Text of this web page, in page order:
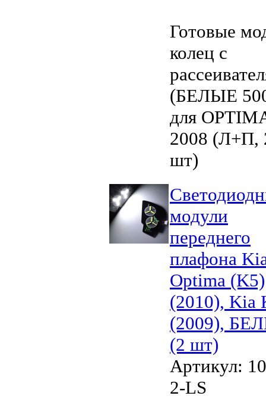
Готовые
колец с
(БЕЛЫЕ
для
2008 (Л+П,
шт)
модули
переднего
плафона
Optima (K5)
(2010), Kia
(2009),
(2 шт)
Артикул:
2-LS